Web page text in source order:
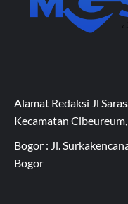
Alamat Redaksi Jl
Kecamatan
Bogor : Jl.
Bogor